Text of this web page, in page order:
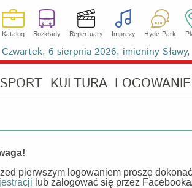
Katalog Rozkłady Repertuary Imprezy Hyde Park
Czwartek, 6 sierpnia 2026, imieniny Sławy,
SPORT KULTURA LOGOWANIE
pierwszym logowaniem proszę dokonać
lub zalogować się przez